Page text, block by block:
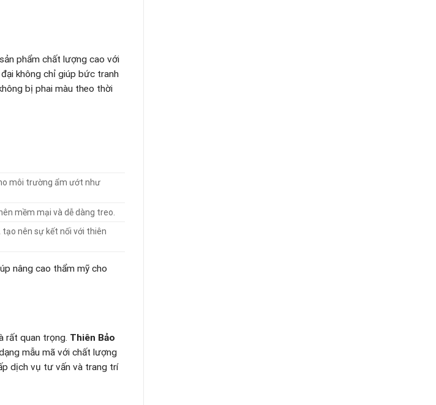
phẩm chất lượng cao với
không chỉ giúp bức tranh
bị phai màu theo thời
môi trường ẩm ướt như
mềm mại và dễ dàng treo.
tạo nên sự kết nối với thiên
nâng cao thẩm mỹ cho
rất quan trọng. Thiên Bảo
mẫu mã với chất lượng
dịch vụ tư vấn và trang trí